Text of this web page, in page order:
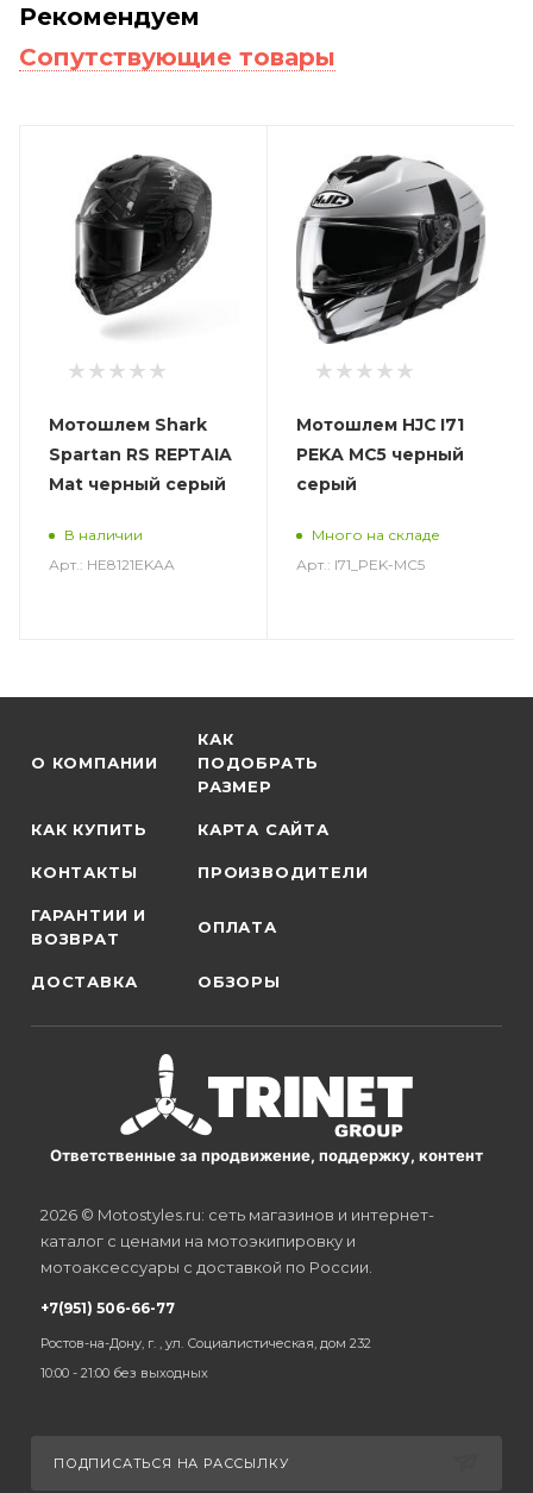
Рекомендуем
Сопутствующие товары
Мотошлем Shark
Spartan RS REPTAIA
Mat черный серый
В наличии
Арт.: HE8121EKAA
Мотошлем HJC I71
PEKA MC5 черный
серый
Много на складе
Арт.: I71_PEK-MC5
О КОМПАНИИ
КАК
ПОДОБРАТЬ
РАЗМЕР
КАК КУПИТЬ КАРТА САЙТА
КОНТАКТЫ ПРОИЗВОДИТЕЛИ
ГАРАНТИИ И
ВОЗВРАТ
ОПЛАТА
ДОСТАВКА ОБЗОРЫ
Ответственные за продвижение, поддержку, контент
2026 © Motostyles.ru: сеть магазинов и интернет-
каталог с ценами на мотоэкипировку и
мотоаксессуары с доставкой по России.
+7(951) 506-66-77
Ростов-на-Дону, г. , ул. Социалистическая, дом 232
10:00 - 21:00 без выходных
ПОДПИСАТЬСЯ НА РАССЫЛКУ